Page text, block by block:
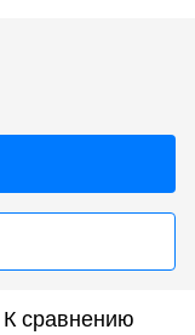
К сравнению